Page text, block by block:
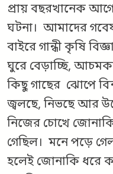
প্রায় বছরখানেক
ঘটনা। আমাদের
বাইরে গান্ধী কৃষি
ঘুরে বেড়াচ্ছি,
কিছু গাছের ঝোপে
জ্বলছে, নিভছে আর
নিজের চোখে
গেছিল। মনে পড়ে
হলেই জোনাকি ধরে